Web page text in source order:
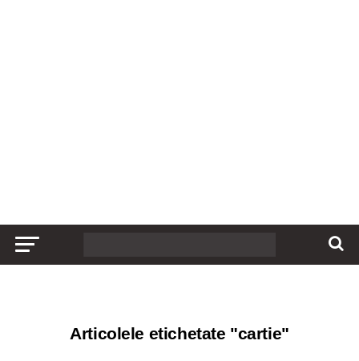
Articolele etichetate "cartie"